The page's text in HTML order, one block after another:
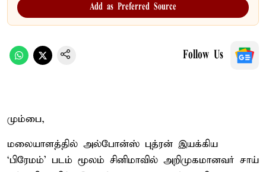
Add as Preferred Source
Follow Us
மும்பை,
மலையாளத்தில் அல்போன்ஸ் புத்ரன் இயக்கிய
`பிரேமம்' படம் மூலம் சினிமாவில் அறிமுகமானவர் சாய்